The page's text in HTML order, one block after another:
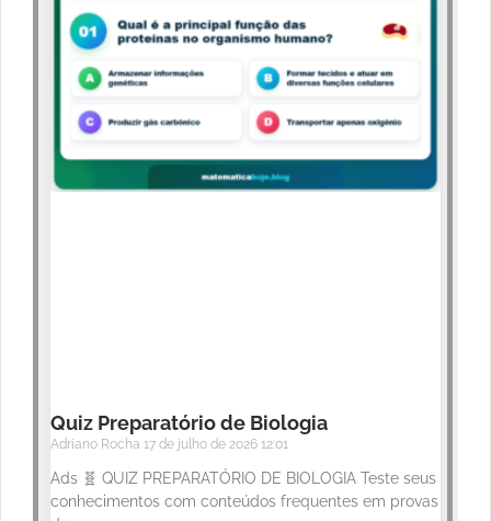
Quiz Preparatório de Biologia
Adriano Rocha 17 de julho de 2026 12:01
Ads 🧬 QUIZ PREPARATÓRIO DE BIOLOGIA Teste seus
conhecimentos com conteúdos frequentes em provas